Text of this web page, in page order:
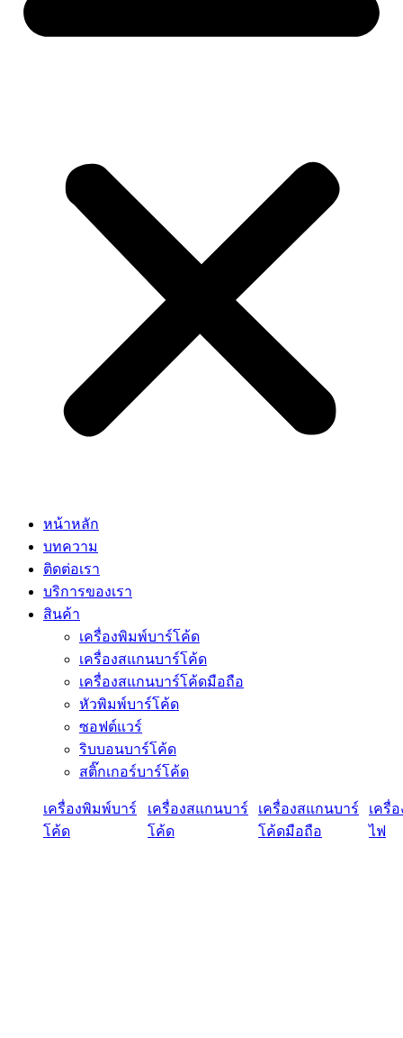
หน้าหลัก
บทความ
ติดต่อเรา
บริการของเรา
สินค้า
เครื่องพิมพ์บาร์โค้ด
เครื่องสแกนบาร์โค้ด
เครื่องสแกนบาร์โค้ดมือถือ
หัวพิมพ์บาร์โค้ด
ซอฟต์แวร์
ริบบอนบาร์โค้ด
สติ๊กเกอร์บาร์โค้ด
เครื่องพิมพ์บาร์
โค้ด
เครื่องสแกนบาร์
โค้ด
เครื่องสแกนบาร์
โค้ดมือถือ
เครื่
ไฟ